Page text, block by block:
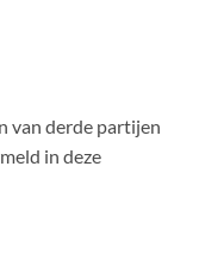
van derde partijen
in deze